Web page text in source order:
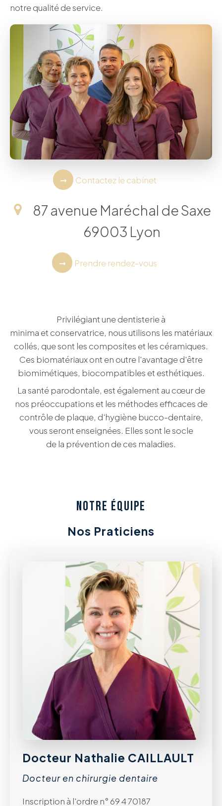
notre qualité de service.
Contactez le cabinet
87 avenue Maréchal de Saxe
69003 Lyon
Prendre rendez-vous
Privilégiant une dentisterie à
minima et conservatrice, nous utilisons les matériaux
collés, que sont les composites et les céramiques.
Ces biomatériaux ont en outre l'avantage d'être
biomimétiques, biocompatibles et esthétiques.
La santé parodontale, est également au cœur de
nos préoccupations et les méthodes efficaces de
contrôle de plaque, d'hygiène bucco-dentaire,
vous seront enseignées. Elles sont le socle
de la prévention de ces maladies.
NOTRE ÉQUIPE
Nos Praticiens
Docteur Nathalie CAILLAULT
Docteur en chirurgie dentaire
Inscription à l'ordre n° 69 4 70187